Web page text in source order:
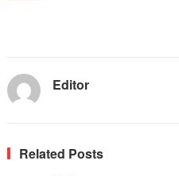
Editor
Related Posts